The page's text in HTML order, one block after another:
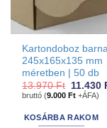
Kartondoboz
245x165x135 mm
méretben | 50 db
13.970Ft Original
price
13.970
11.430
bruttó (9.000 Ft +ÁFA)
KOSÁRBA RAKOM